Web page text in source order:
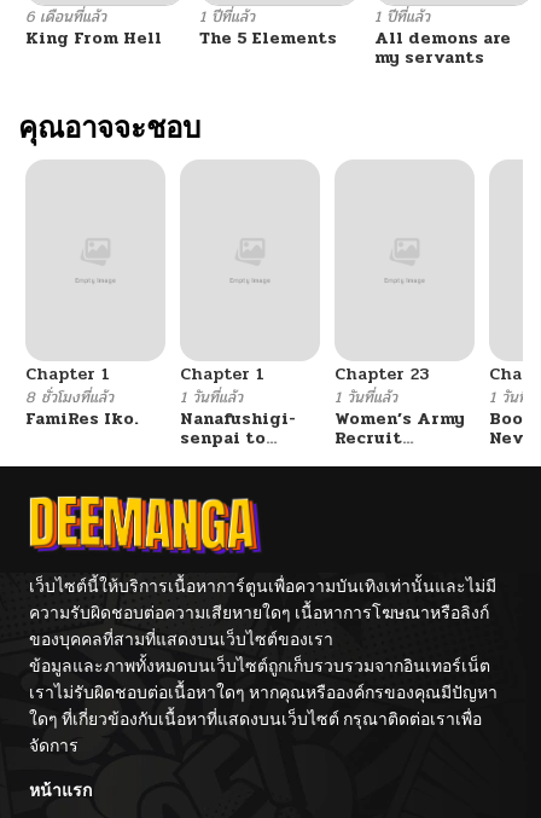
ตอนที่ 60 10/18/2025
ตอนที่ 59
ตอนที่ 55 09/06/2025
ตอนที่ 53
ตอนที่ 52 08/29/2025
ตอนที่ 51 06/12/2025
ตอนที่ 50 06/05/2025
ตอนที่ 49
6 เดือนที่แล้ว
King From Hell
1 ปีที่แล้ว
The 5 Elements
1 ปีที่แล้ว
All demons are
my servants
คุณอาจจะชอบ
Chapter 1
8 ชั่วโมงที่แล้ว
FamiRes Iko.
Chapter 1
1 วันที่แล้ว
Nanafushigi-
senpai to
Chapter 23
1 วันที่แล้ว
Women’s Army
Recruit
1 วันที่แ
เว็บไซต์นี้ให้บริการเนื้อหาการ์ตูนเพื่อความบันเทิงเท่านั้นและไม่มี
ความรับผิดชอบต่อความเสียหายใดๆ เนื้อหาการโฆษณาหรือลิงก์
ของบุคคลที่สามที่แสดงบนเว็บไซต์ของเรา
ข้อมูลและภาพทั้งหมดบนเว็บไซต์ถูกเก็บรวบรวมจากอินเทอร์เน็ต
เราไม่รับผิดชอบต่อเนื้อหาใดๆ หากคุณหรือองค์กรของคุณมีปัญหา
ใดๆ ที่เกี่ยวข้องกับเนื้อหาที่แสดงบนเว็บไซต์ กรุณาติดต่อเราเพื่อ
จัดการ
หน้าแรก